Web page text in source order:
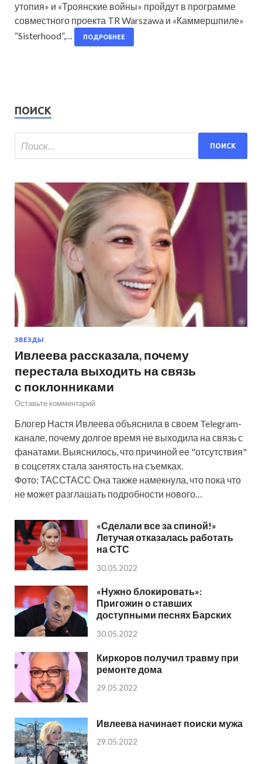
утопия» и «Троянские войны» пройдут в программе
совместного проекта TR Warszawa и «Каммершпиле»
“Sisterhood”,…
ПОДРОБНЕЕ
ПОИСК
ЗВЕЗДЫ
Ивлеева рассказала, почему
перестала выходить на связь
с поклонниками
Оставьте комментарий
Блогер Настя Ивлеева объяснила в своем Telegram-
канале, почему долгое время не выходила на связь с
фанатами. Выяснилось, что причиной ее "отсутствия"
в соцсетях стала занятость на съемках.
Фото: ТАССТАСС Она также намекнула, что пока что
не может разглашать подробности нового…
«Сделали все за спиной!»
Летучая отказалась работать
на СТС
30.05.2022
«Нужно блокировать»:
Пригожин о ставших
доступными песнях Барских
30.05.2022
Киркоров получил травму при
ремонте дома
29.05.2022
Ивлеева начинает поиски мужа
29.05.2022